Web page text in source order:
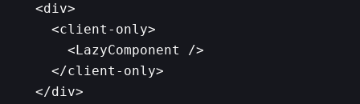
  <div>
    <client-only>
      <LazyComponent />
    </client-only>
  </div>